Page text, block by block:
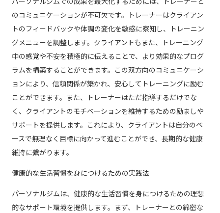
のコミュニケーションが不可欠です。トレーナーはクライアン
トのフィードバックや体調の変化を敏感に察知し、トレーニン
グメニューを調整します。クライアントもまた、トレーニング
中の感覚や不安を積極的に伝えることで、より効果的なプログ
ラムを構築することができます。この双方向のコミュニケーシ
ョンにより、信頼関係が築かれ、安心してトレーニングに励む
ことができます。また、トレーナーはただ指導するだけでな
く、クライアントのモチベーションを維持するための励ましや
サポートを提供します。これにより、クライアントは自分のペ
ースで無理なく目標に向かって進むことができ、長期的な健康
維持に繋がります。
健康的な生活習慣を身につけるための実践法
パーソナルジムは、健康的な生活習慣を身につけるための理想
的なサポート環境を提供します。まず、トレーナーとの綿密な